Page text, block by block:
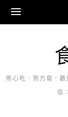
content
用心吃．努力寫．
信